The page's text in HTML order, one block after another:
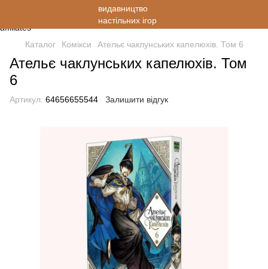
Каталог Комікси Ательє чаклунських капелюхів. Том 6
Ательє чаклунських капелюхів. Том
6
Артикул: 64656655544 Залишити відгук